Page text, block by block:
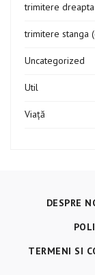
trimitere dreapta
trimitere stanga
Uncategorized
Util
Viață
DESPRE
TERMENI SI